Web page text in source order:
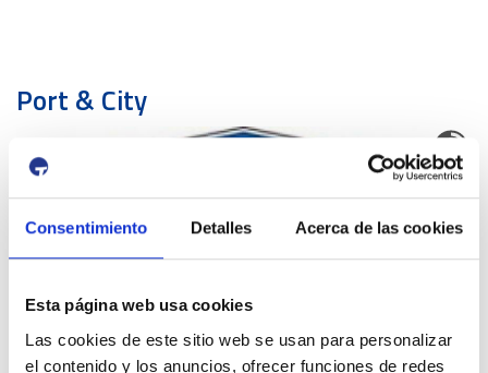
Consentimiento Detalles Acerca de las cookies
Esta página web usa cookies
Las cookies de este sitio web se usan para personalizar
el contenido y los anuncios, ofrecer funciones de redes
Port & City